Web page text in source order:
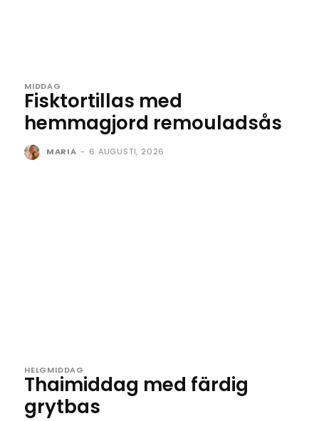
MIDDAG
Fisktortillas med
hemmagjord remouladsås
MARIA - 6 AUGUSTI, 2026
HELGMIDDAG
Thaimiddag med färdig
grytbas